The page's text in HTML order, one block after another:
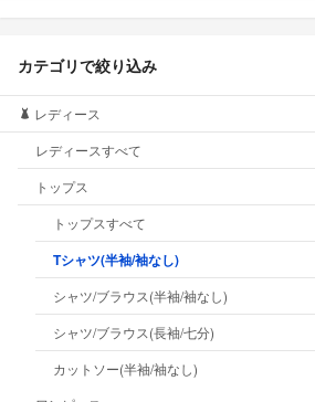
カテゴリで絞り込み
レディース
レディースすべて
トップス
トップスすべて
Tシャツ(半袖/袖なし)
シャツ/ブラウス(半袖/袖なし)
シャツ/ブラウス(長袖/七分)
カットソー(半袖/袖なし)